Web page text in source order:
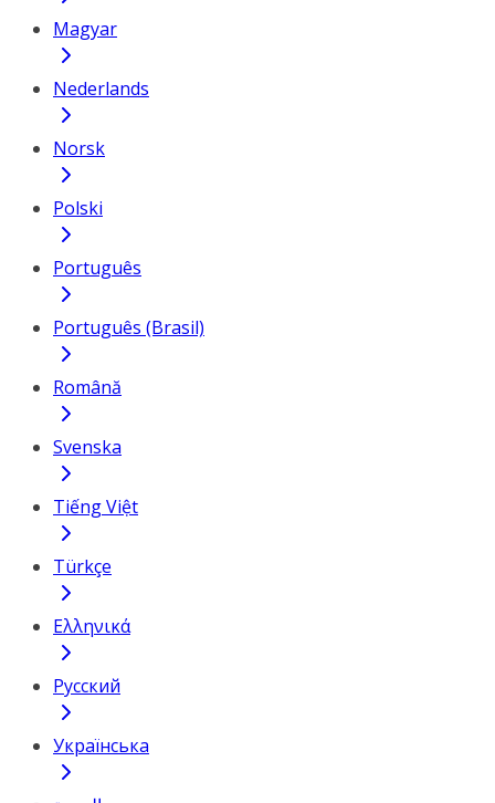
Magyar
Nederlands
Norsk
Polski
Português
Português (Brasil)
Română
Svenska
Tiếng Việt
Türkçe
Ελληνικά
Русский
Українська